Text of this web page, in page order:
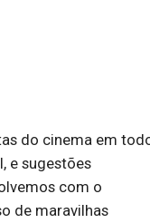
do cinema em
e sugestões
com o
de maravilhas